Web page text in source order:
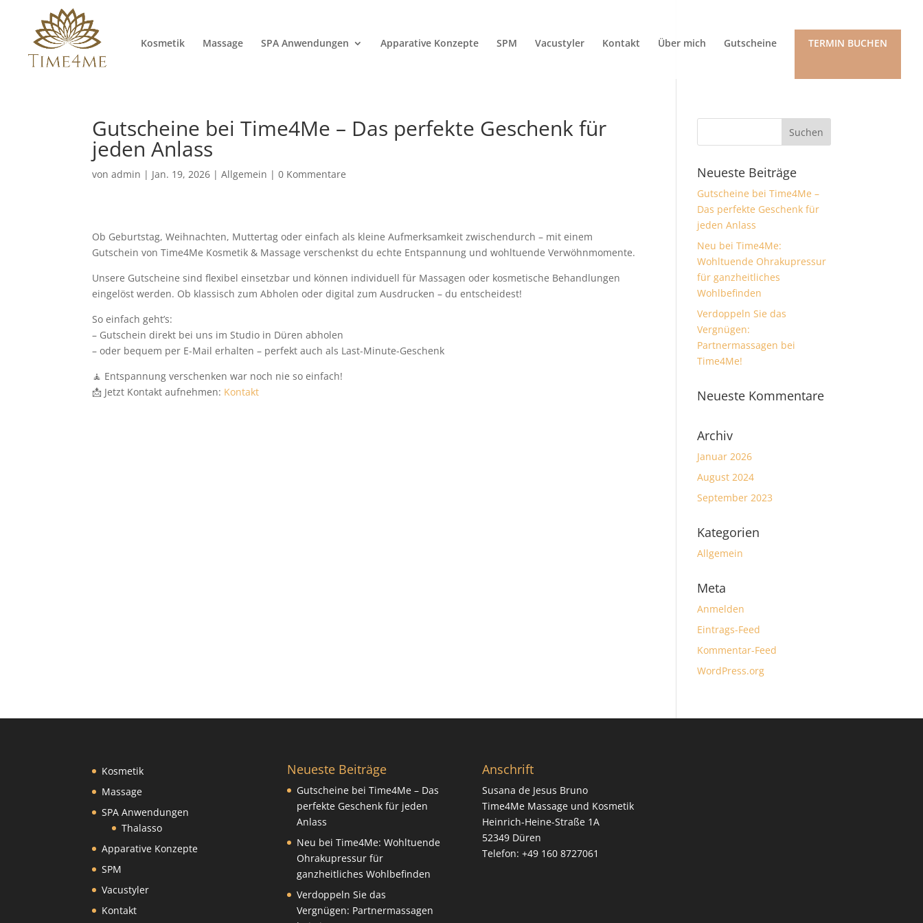
Kosmetik Massage SPA Anwendungen Apparative Konzepte SPM Vacustyler Kontakt Über mich Gutscheine TERMIN BUCHEN
Gutscheine bei Time4Me – Das perfekte Geschenk für
jeden Anlass
vonadmin | Jan. 19, 2026 |Allgemein |0 Kommentare
Ob Geburtstag, Weihnachten, Muttertag oder einfach als kleine Aufmerksamkeit zwischendurch – mit einem
Gutschein von Time4Me Kosmetik & Massage verschenkst du echte Entspannung und wohltuende Verwöhnmomente.
Unsere Gutscheine sind flexibel einsetzbar und können individuell für Massagen oder kosmetische Behandlungen
eingelöst werden. Ob klassisch zum Abholen oder digital zum Ausdrucken – du entscheidest!
So einfach geht’s:
– Gutschein direkt bei uns im Studio in Düren abholen
– oder bequem per E-Mail erhalten – perfekt auch als Last-Minute-Geschenk
🧘 Entspannung verschenken war noch nie so einfach!
📩 Jetzt Kontakt aufnehmen: Kontakt
Neueste Beiträge
Gutscheine bei Time4Me –
Das perfekte Geschenk für
jeden Anlass
Neu bei Time4Me:
Wohltuende Ohrakupressur
für ganzheitliches
Wohlbefinden
Verdoppeln Sie das
Vergnügen:
Partnermassagen bei
Time4Me!
Neueste Kommentare
Archiv
Januar 2026
August 2024
September 2023
Kategorien
Allgemein
Meta
Anmelden
Eintrags-Feed
Kommentar-Feed
WordPress.org
Kosmetik
Massage
SPA Anwendungen
Thalasso
Apparative Konzepte
SPM
Vacustyler
Kontakt
Neueste Beiträge
Gutscheine bei Time4Me – Das
perfekte Geschenk für jeden
Anlass
Neu bei Time4Me: Wohltuende
Ohrakupressur für
ganzheitliches Wohlbefinden
Verdoppeln Sie das
Vergnügen: Partnermassagen
Anschrift
Susana de Jesus Bruno
Time4Me Massage und Kosmetik
Heinrich-Heine-Straße 1A
52349 Düren
Telefon: +49 160 8727061‬